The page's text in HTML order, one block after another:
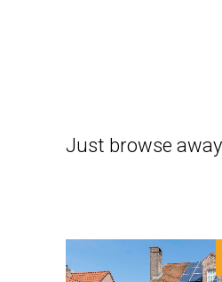
Just browse